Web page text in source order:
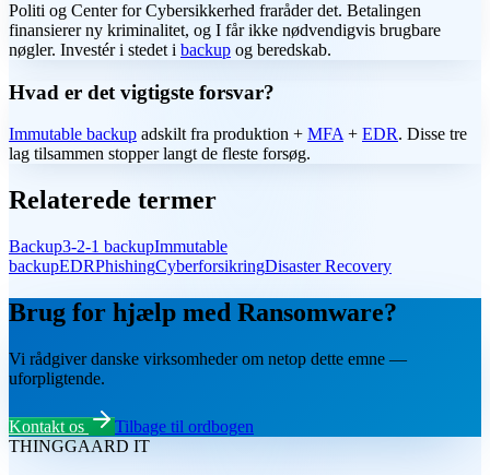
Politi og Center for Cybersikkerhed fraråder det. Betalingen
finansierer ny kriminalitet, og I får ikke nødvendigvis brugbare
nøgler. Investér i stedet i backup og beredskab.
Hvad er det vigtigste forsvar?
Immutable backup adskilt fra produktion + MFA+ EDR. Disse tre
lag tilsammen stopper langt de fleste forsøg.
Relaterede termer
Backup3-2-1 backupImmutable
backupEDRPhishingCyberforsikringDisaster Recovery
Brug for hjælp med Ransomware?
Vi rådgiver danske virksomheder om netop dette emne —
uforpligtende.
Kontakt os
Tilbage til ordbogen
THINGGAARD IT